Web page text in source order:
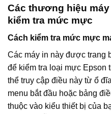
Các thương hiệu
kiểm tra mức mực
Cách kiểm tra mức mực
Các máy in này được trang
để kiểm tra loại mực Epson
thể truy cập điều này từ ổ
menu bắt đầu hoặc bảng
thuộc vào kiểu thiết bị của